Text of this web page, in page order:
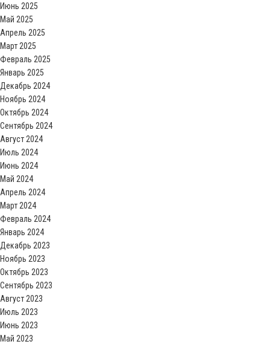
Июнь 2025
Май 2025
Апрель 2025
Март 2025
Февраль 2025
Январь 2025
Декабрь 2024
Ноябрь 2024
Октябрь 2024
Сентябрь 2024
Август 2024
Июль 2024
Июнь 2024
Май 2024
Апрель 2024
Март 2024
Февраль 2024
Январь 2024
Декабрь 2023
Ноябрь 2023
Октябрь 2023
Сентябрь 2023
Август 2023
Июль 2023
Июнь 2023
Май 2023